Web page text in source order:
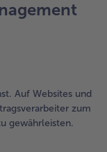
Auf Websites und
zum
gewährleisten.